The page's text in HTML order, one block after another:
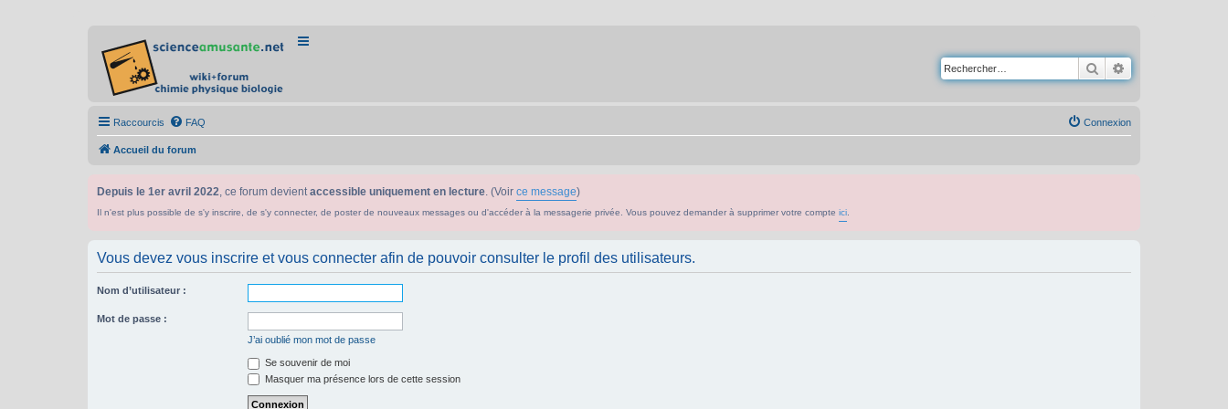
Rechercher
Raccourcis FAQ Connexion
Accueil du forum
Depuis le 1er avril 2022, ce forum devientaccessible uniquement en lecture. (Voir ce message)
Il n'est plus possible de s'y inscrire, de s'y connecter, de poster de nouveaux messages ou d'accéder à la messagerie privée. Vous pouvez demander à supprimer votre compte ici
Vous devez vous inscrire et vous connecter afin de pouvoir consulter le profil des utilisateurs.
Nom d’utilisateur :
Mot de passe :
J’ai oublié mon mot de passe
Se souvenir de moi
Masquer ma présence lors de cette session